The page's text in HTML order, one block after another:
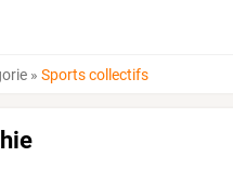
»Sports collectifs